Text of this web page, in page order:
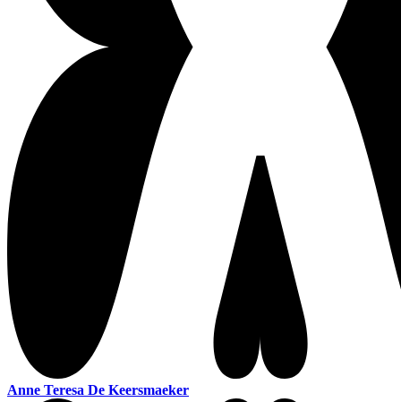
Anne Teresa De Keersmaeker